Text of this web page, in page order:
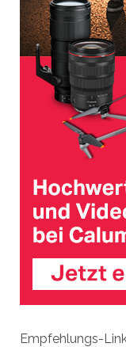
Empfehlungs-